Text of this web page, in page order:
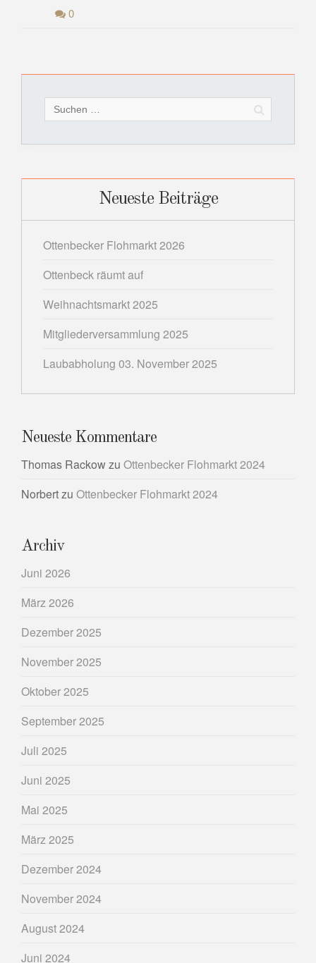
0
nach:
Neueste Beiträge
Ottenbecker Flohmarkt 2026
Ottenbeck räumt auf
Weihnachtsmarkt 2025
Mitgliederversammlung 2025
Laubabholung 03. November 2025
Neueste Kommentare
Thomas Rackowzu Ottenbecker Flohmarkt 2024
Norbertzu Ottenbecker Flohmarkt 2024
Archiv
Juni 2026
März 2026
Dezember 2025
November 2025
Oktober 2025
September 2025
Juli 2025
Juni 2025
Mai 2025
März 2025
Dezember 2024
November 2024
August 2024
Juni 2024